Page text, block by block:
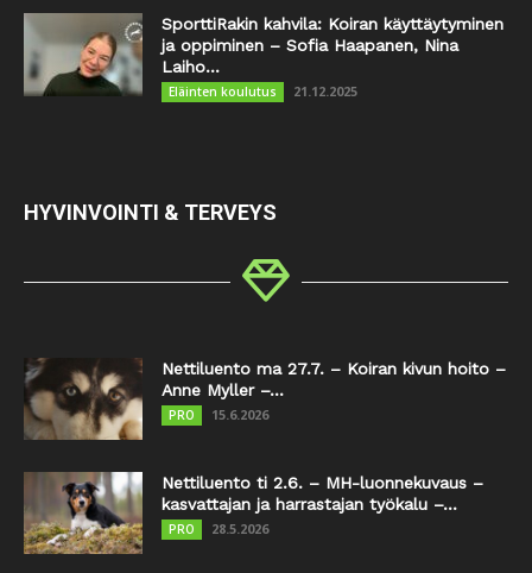
SporttiRakin kahvila: Koiran käyttäytyminen
ja oppiminen – Sofia Haapanen, Nina
Laiho...
Eläinten koulutus 21.12.2025
HYVINVOINTI & TERVEYS
Nettiluento ma 27.7. – Koiran kivun hoito –
Anne Myller –...
PRO 15.6.2026
Nettiluento ti 2.6. – MH-luonnekuvaus –
kasvattajan ja harrastajan työkalu –...
PRO 28.5.2026